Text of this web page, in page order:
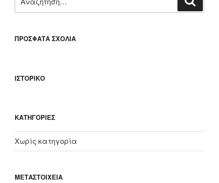
για:
ΠΡΌΣΦΑΤΑ ΣΧΌΛΙΑ
ΙΣΤΟΡΙΚΌ
KΑΤΗΓΟΡΊΕΣ
Χωρίς κατηγορία
ΜΕΤΑΣΤΟΙΧΕΊΑ